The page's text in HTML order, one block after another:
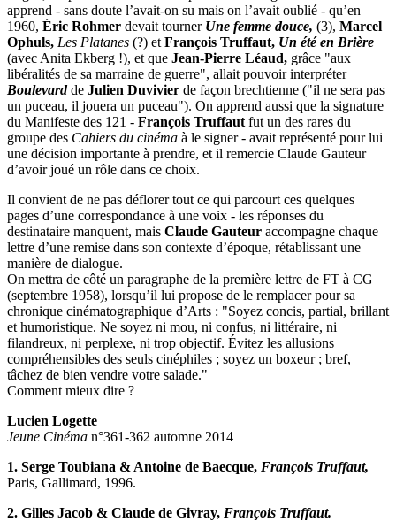
apprend - sans doute l’avait-on su mais on l’avait oublié - qu’en
1960, Éric Rohmer devait tourner Une femme douce, (3), Marcel
Ophuls, Les Platanes (?) et François Truffaut, Un été en Brière
(avec Anita Ekberg !), et que Jean-Pierre Léaud, grâce "aux
libéralités de sa marraine de guerre", allait pouvoir interpréter
Boulevard de Julien Duvivier de façon brechtienne ("il ne sera pas
un puceau, il jouera un puceau"). On apprend aussi que la signature
du Manifeste des 121 - François Truffaut fut un des rares du
groupe des Cahiers du cinéma à le signer - avait représenté pour lui
une décision importante à prendre, et il remercie Claude Gauteur
d’avoir joué un rôle dans ce choix.
Il convient de ne pas déflorer tout ce qui parcourt ces quelques
pages d’une correspondance à une voix - les réponses du
destinataire manquent, mais Claude Gauteur accompagne chaque
lettre d’une remise dans son contexte d’époque, rétablissant une
manière de dialogue.
On mettra de côté un paragraphe de la première lettre de FT à CG
(septembre 1958), lorsqu’il lui propose de le remplacer pour sa
chronique cinématographique d’Arts : "Soyez concis, partial, brillant
et humoristique. Ne soyez ni mou, ni confus, ni littéraire, ni
filandreux, ni perplexe, ni trop objectif. Évitez les allusions
compréhensibles des seuls cinéphiles ; soyez un boxeur ; bref,
tâchez de bien vendre votre salade."
Comment mieux dire ?
Lucien Logette
Jeune Cinéma n°361-362 automne 2014
1. Serge Toubiana & Antoine de Baecque, François Truffaut,
Paris, Gallimard, 1996.
2. Gilles Jacob & Claude de Givray, François Truffaut.